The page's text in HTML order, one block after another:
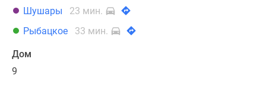
Шушары
23 мин.
Рыбацкое
33 мин.
Дом
9